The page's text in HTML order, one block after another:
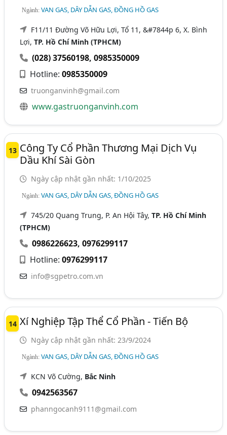
Ngành:VAN GAS, DÂY DẪN GAS, ĐỒNG HỒ GAS
F11/11 Đường Võ Hữu Lợi, Tổ 11, &#7844p 6, X. Bình
Lợi,TP. Hồ Chí Minh (TPHCM)
(028) 37560198,0985350009
Hotline:0985350009
truonganvinh@gmail.com
www.gastruonganvinh.com
13 Công Ty Cổ Phần Thương Mại Dịch Vụ
Dầu Khí Sài Gòn
Ngày cập nhật gần nhất: 1/10/2025
Ngành:VAN GAS, DÂY DẪN GAS, ĐỒNG HỒ GAS
745/20 Quang Trung, P. An Hội Tây,TP. Hồ Chí Minh
(TPHCM)
0986226623,0976299117
Hotline:0976299117
info@sgpetro.com.vn
14 Xí Nghiệp Tập Thể Cổ Phần - Tiến Bộ
Ngày cập nhật gần nhất: 23/9/2024
Ngành:VAN GAS, DÂY DẪN GAS, ĐỒNG HỒ GAS
KCN Võ Cường, Bắc Ninh
0942563567
phanngocanh9111@gmail.com